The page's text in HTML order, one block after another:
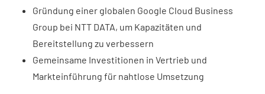
Gründung einer globalen Google Cloud Business
Group bei NTT DATA, um Kapazitäten und
Bereitstellung zu verbessern
Gemeinsame Investitionen in Vertrieb und
Markteinführung für nahtlose Umsetzung